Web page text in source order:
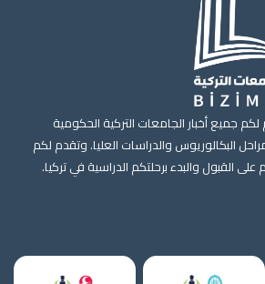
جميع أخبار الجامعات التركية الحكومية
البكالوريوس والدراسات العليا. وتقدم لكم
القبول والبدء برحلتكم الدراسية في تركيا.